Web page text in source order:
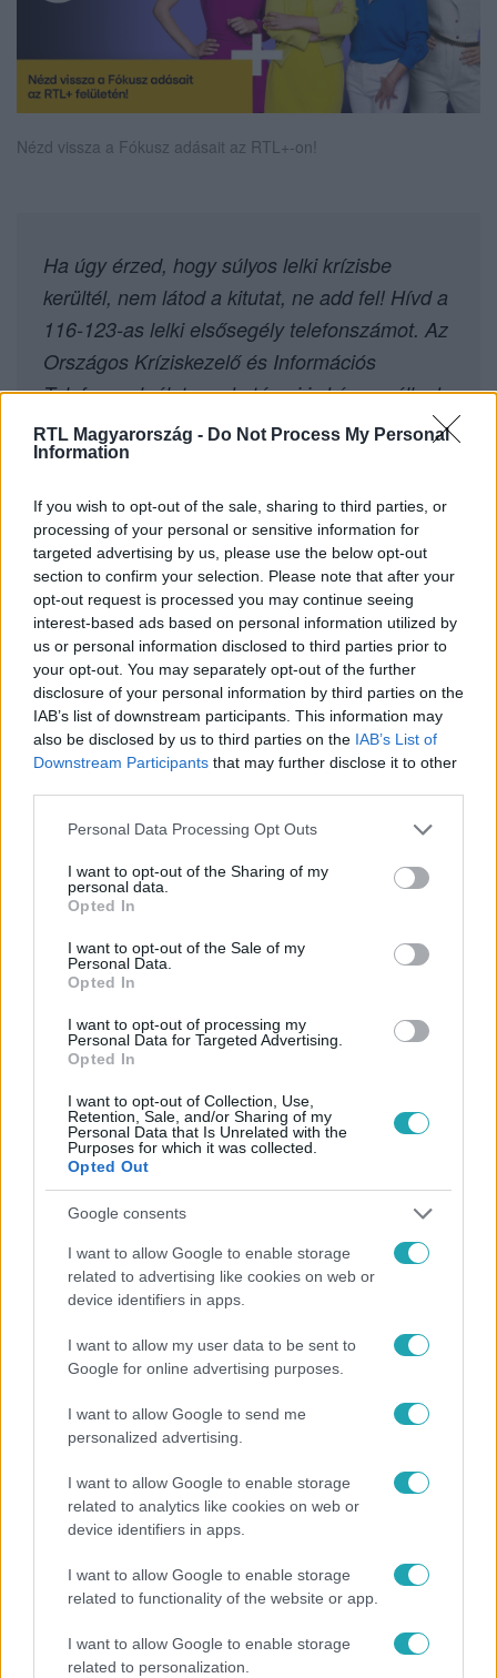
RTL Magyarország - Do Not Process My Personal
Information
If you wish to opt-out of the sale, sharing to third parties, or
processing of your personal or sensitive information for
targeted advertising by us, please use the below opt-out
section to confirm your selection. Please note that after your
opt-out request is processed you may continue seeing
interest-based ads based on personal information utilized by
us or personal information disclosed to third parties prior to
your opt-out. You may separately opt-out of the further
disclosure of your personal information by third parties on the
IAB’s list of downstream participants. This information may
also be disclosed by us to third parties on the IAB’s List of
Downstream Participants that may further disclose it to other
Please note that this website/app uses one or more Google
not limited to your visit or usage behaviour. You may click to
grant or deny consent to Google and its third-party tags to
use your data for below specified purposes in below Google
consent section.
Personal Data Processing Opt Outs
I want to opt-out of the Sharing of my
personal data.
Opted In
I want to opt-out of the Sale of my
Personal Data.
Opted In
I want to opt-out of processing my
Personal Data for Targeted Advertising.
Opted In
I want to opt-out of Collection, Use,
Retention, Sale, and/or Sharing of my
Personal Data that Is Unrelated with the
Purposes for which it was collected.
Opted Out
Google consents
I want to allow Google to enable storage
related to advertising like cookies on web or
device identifiers in apps.
I want to allow my user data to be sent to
Google for online advertising purposes.
I want to allow Google to send me
personalized advertising.
I want to allow Google to enable storage
related to analytics like cookies on web or
device identifiers in apps.
I want to allow Google to enable storage
related to functionality of the website or app.
I want to allow Google to enable storage
related to personalization.
Nézd vissza a Fókusz adásait az RTL+-on!
Ha úgy érzed, hogy súlyos lelki krízisbe
kerültél, nem látod a kitutat, ne add fel! Hívd a
116-123-as lelki elsősegély telefonszámot. Az
Országos Kríziskezelő és Információs
Telefonszolgálat munkatársai is készen állnak,
hogy segítsenek a nap 24 órájában: a
szervezet Magyarországról ingyenesen
címen: Telefon: 06 80 20 55 20 (ingyenesen
hívható) E-mail: okit@segelyszervezet.hu.
Itt állítsd be, hogy az RTL.hu az elsők között
legyen a Google-találatokban!
Kövess minket, és értesülj a friss hírekről a
Facebookon is!
SZÉPSÉGKIRÁLYNŐ TRAGÉDIA
ÖNGYILKOSSÁG # SZOBOR
Népszerű